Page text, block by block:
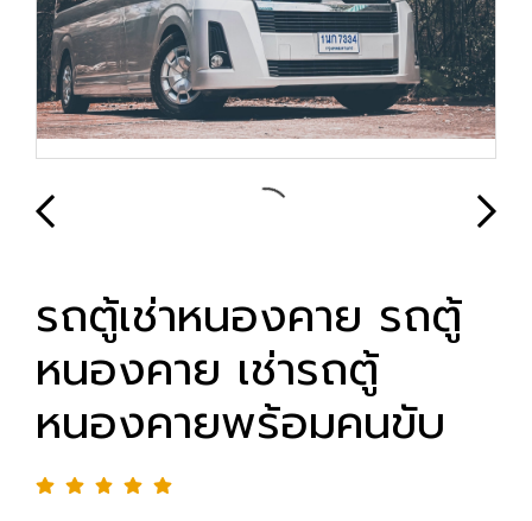
รถตู้เช่าหนองคาย รถตู้
หนองคาย เช่ารถตู้
หนองคายพร้อมคนขับ